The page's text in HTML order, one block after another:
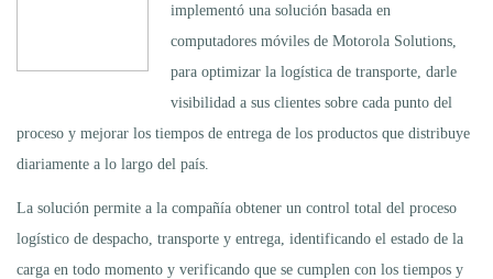
implementó una solución basada en
computadores móviles de Motorola Solutions,
para optimizar la logística de transporte, darle
visibilidad a sus clientes sobre cada punto del
proceso y mejorar los tiempos de entrega de los productos que distribuye
diariamente a lo largo del país.
La solución permite a la compañía obtener un control total del proceso
logístico de despacho, transporte y entrega, identificando el estado de la
carga en todo momento y verificando que se cumplen con los tiempos y